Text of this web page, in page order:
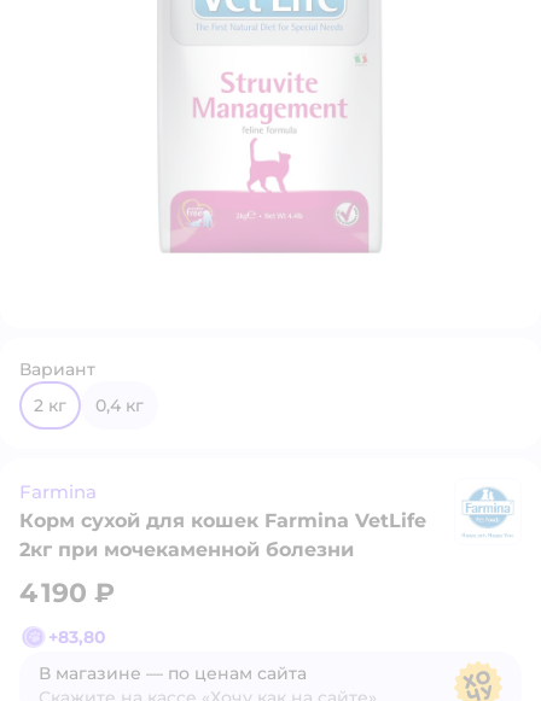
Вариант
2 кг
0,4 кг
Farmina
Корм сухой для кошек Farmina VetLife
2кг при мочекаменной болезни
4 190 ₽
+83,80
В магазине — по ценам сайта